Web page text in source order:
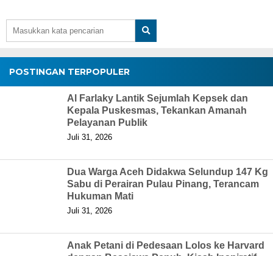
POSTINGAN TERPOPULER
Al Farlaky Lantik Sejumlah Kepsek dan
Kepala Puskesmas, Tekankan Amanah
Pelayanan Publik
Juli 31, 2026
Dua Warga Aceh Didakwa Selundup 147 Kg
Sabu di Perairan Pulau Pinang, Terancam
Hukuman Mati
Juli 31, 2026
Anak Petani di Pedesaan Lolos ke Harvard